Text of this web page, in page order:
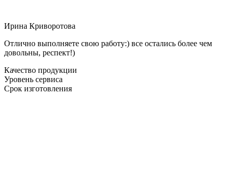
Ирина Криворотова
Отлично выполняете свою работу:) все остались более чем
довольны, респект!)
Качество продукции
Уровень сервиса
Срок изготовления